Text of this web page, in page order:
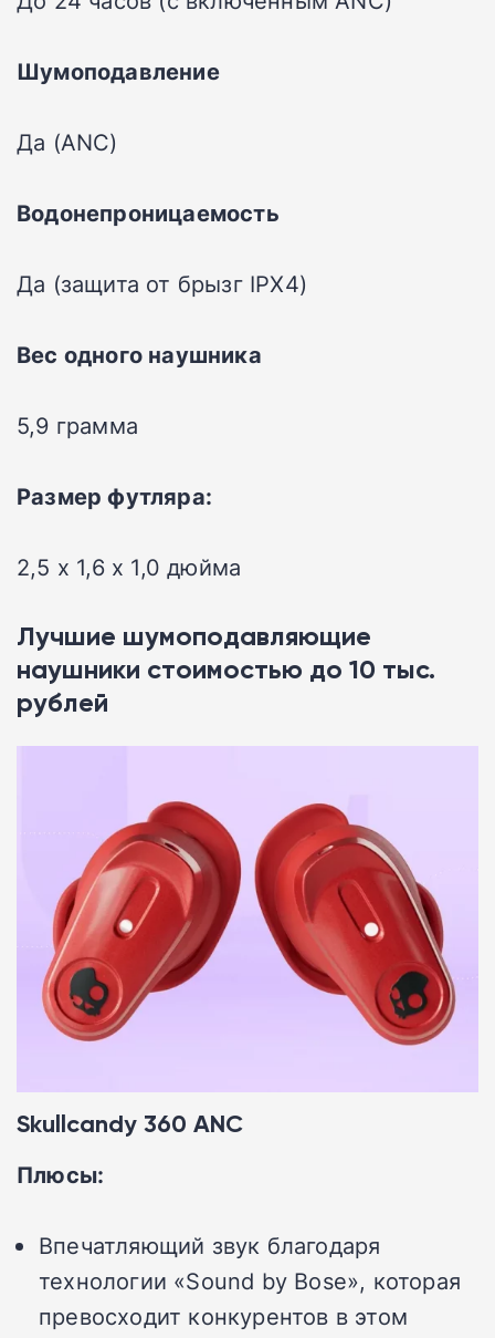
Шумоподавление
Да (ANC)
Водонепроницаемость
Да (защита от брызг IPX4)
Вес одного наушника
5,9 грамма
Размер футляра:
2,5 x 1,6 x 1,0 дюйма
Лучшие шумоподавляющие
наушники стоимостью до 10 тыс.
рублей
Skullcandy 360 ANC
Плюсы:
Впечатляющий звук благодаря
технологии «Sound by Bose», которая
превосходит конкурентов в этом